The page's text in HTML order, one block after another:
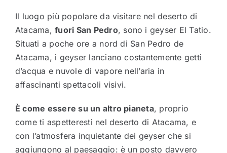
Il luogo più popolare da visitare nel deserto di
Atacama,fuori San Pedro, sono i geyser El Tatio.
Situati a poche ore a nord di San Pedro de
Atacama, i geyser lanciano costantemente getti
d’acqua e nuvole di vapore nell’aria in
affascinanti spettacoli visivi.
È come essere su un altro pianeta, proprio
come ti aspetteresti nel deserto di Atacama, e
con l’atmosfera inquietante dei geyser che si
aggiungono al paesaggio: è un posto davvero